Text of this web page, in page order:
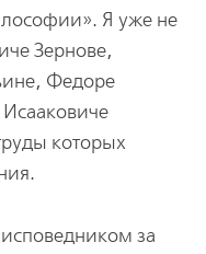
Я уже не
Зернове,
Федоре
которых
за